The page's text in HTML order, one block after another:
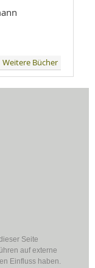
Weitere Bücher
Seite
auf externe
Einfluss haben.